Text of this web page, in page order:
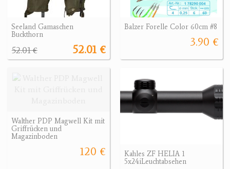
Seeland Gamaschen
Buckthorn
52.01 €
52.01 €
Balzer Forelle Color 60cm #8
3.90 €
Walther PDP Magwell Kit mit
Griffrücken und
Magazinboden
120 €
Kahles ZF HELIA 1
5x24iLeuchtabsehen